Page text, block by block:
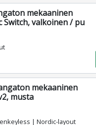
mekaaninen
Switch, valkoinen / pu
mekaaninen
musta
| Nordic-layout